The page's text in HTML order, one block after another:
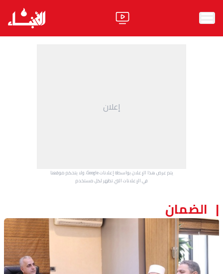
ثقافة ومجتمع
منوعات
إعلان
يتم عرض هذا الإعلان بواسطة إعلانات Google، ولا يتحكم موقعنا
في الإعلانات التي تظهر لكل مستخدم.
الضمان